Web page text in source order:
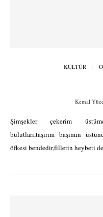
KÜLTÜR
Kemal
Şimşekler çekerim
bulutları,taşırım başımın
öfkesi bendedir,fillerin heybeti